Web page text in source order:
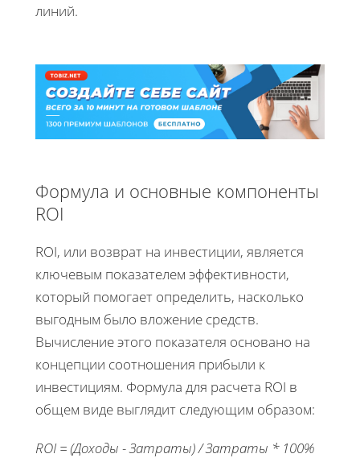
линий.
Формула и основные компоненты
ROI
ROI, или возврат на инвестиции, является
ключевым показателем эффективности,
который помогает определить, насколько
выгодным было вложение средств.
Вычисление этого показателя основано на
концепции соотношения прибыли к
инвестициям. Формула для расчета ROI в
общем виде выглядит следующим образом:
ROI = (Доходы - Затраты) / Затраты * 100%